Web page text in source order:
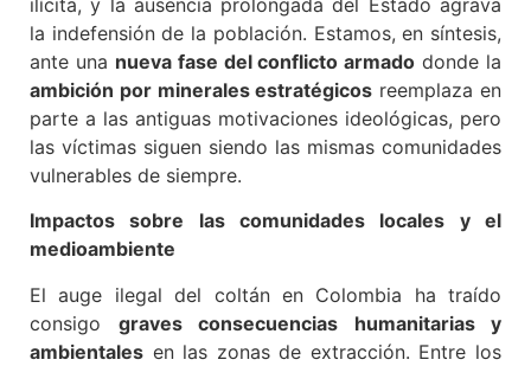
la indefensión de la población. Estamos, en síntesis,
ante una nueva fase del conflicto armado donde la
ambición por minerales estratégicos reemplaza en
parte a las antiguas motivaciones ideológicas, pero
las víctimas siguen siendo las mismas comunidades
vulnerables de siempre.
Impactos sobre las comunidades locales y el
medioambiente
El auge ilegal del coltán en Colombia ha traído
consigo graves consecuencias humanitarias y
ambientales en las zonas de extracción. Entre los